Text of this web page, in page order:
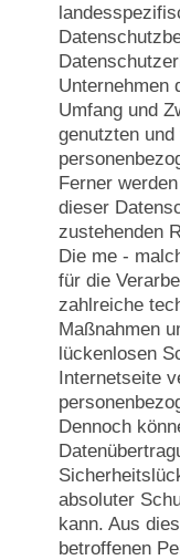
Unternehmen
Umfang und
genutzten
Ferner
dieser
zustehenden
Die me -
für die
zahlreiche
Maßnahmen
lückenlosen
Internetseite
Dennoch
absoluter
kann. Aus
betroffenen